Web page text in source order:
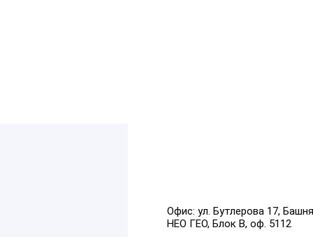
Офис: ул. Бутлерова 17, Башня
НЕО ГЕО, Блок В, оф. 5112